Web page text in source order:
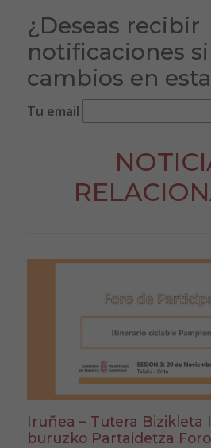
¿Deseas recibir
notificaciones
cambios en
Tu email
Iruñea – Tutera Bizikleta
buruzko Partaidetza